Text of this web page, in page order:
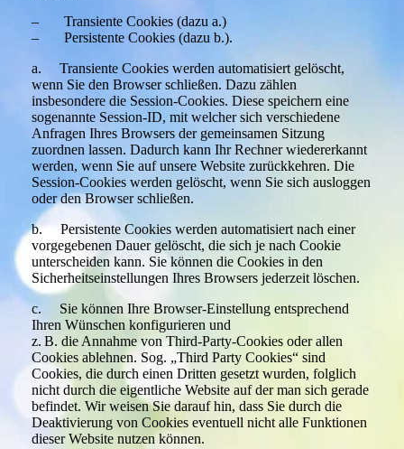
– Transiente Cookies (dazu a.)
– Persistente Cookies (dazu b.).
a. Transiente Cookies werden automatisiert gelöscht,
wenn Sie den Browser schließen. Dazu zählen
insbesondere die Session-Cookies. Diese speichern eine
sogenannte Session-ID, mit welcher sich verschiedene
Anfragen Ihres Browsers der gemeinsamen Sitzung
zuordnen lassen. Dadurch kann Ihr Rechner wiedererkannt
werden, wenn Sie auf unsere Website zurückkehren. Die
Session-Cookies werden gelöscht, wenn Sie sich ausloggen
oder den Browser schließen.
b. Persistente Cookies werden automatisiert nach einer
vorgegebenen Dauer gelöscht, die sich je nach Cookie
unterscheiden kann. Sie können die Cookies in den
Sicherheitseinstellungen Ihres Browsers jederzeit löschen.
c. Sie können Ihre Browser-Einstellung entsprechend
Ihren Wünschen konfigurieren und
z. B. die Annahme von Third-Party-Cookies oder allen
Cookies ablehnen. Sog. „Third Party Cookies“ sind
Cookies, die durch einen Dritten gesetzt wurden, folglich
nicht durch die eigentliche Website auf der man sich gerade
befindet. Wir weisen Sie darauf hin, dass Sie durch die
Deaktivierung von Cookies eventuell nicht alle Funktionen
dieser Website nutzen können.